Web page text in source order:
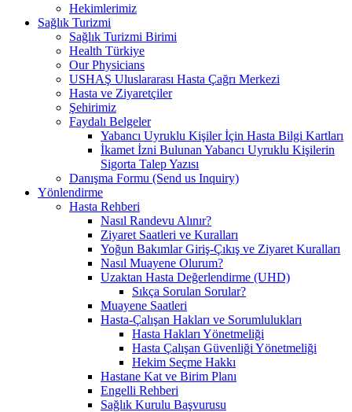
Hekimlerimiz
Sağlık Turizmi
Sağlık Turizmi Birimi
Health Türkiye
Our Physicians
USHAŞ Uluslararası Hasta Çağrı Merkezi
Hasta ve Ziyaretçiler
Şehirimiz
Faydalı Belgeler
Yabancı Uyruklu Kişiler İçin Hasta Bilgi Kartları
İkamet İzni Bulunan Yabancı Uyruklu Kişilerin
Sigorta Talep Yazısı
Danışma Formu (Send us Inquiry)
Yönlendirme
Hasta Rehberi
Nasıl Randevu Alınır?
Ziyaret Saatleri ve Kuralları
Yoğun Bakımlar Giriş-Çıkış ve Ziyaret Kuralları
Nasıl Muayene Olurum?
Uzaktan Hasta Değerlendirme (UHD)
Sıkça Sorulan Sorular?
Muayene Saatleri
Hasta-Çalışan Hakları ve Sorumlulukları
Hasta Hakları Yönetmeliği
Hasta Çalışan Güvenliği Yönetmeliği
Hekim Seçme Hakkı
Hastane Kat ve Birim Planı
Engelli Rehberi
Sağlık Kurulu Başvurusu